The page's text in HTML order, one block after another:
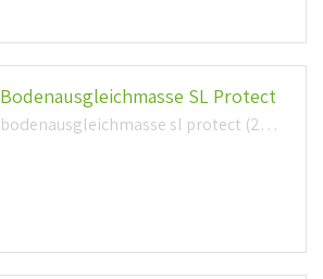
Bodenausgleichmasse SL Protect
bodenausgleichmasse sl protect (292,6kb)